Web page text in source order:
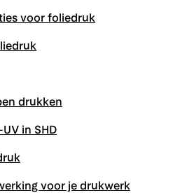
voor foliedruk
drukken
in SHD
voor je drukwerk